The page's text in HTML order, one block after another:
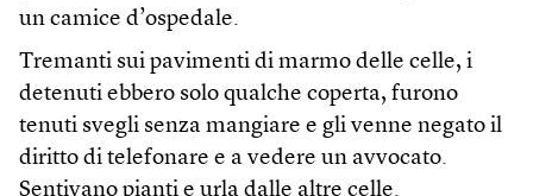
un camice d’ospedale.
Tremanti sui pavimenti di marmo delle celle, i
detenuti ebbero solo qualche coperta, furono
tenuti svegli senza mangiare e gli venne negato il
diritto di telefonare e a vedere un avvocato.
Sentivano pianti e urla dalle altre celle.